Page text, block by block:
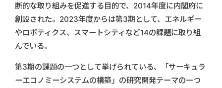
断的な取り組みを促進する目的で、2014年度に内閣府に
創設された。2023年度からは第3期として、エネルギー
やロボティクス、スマートシティなど14の課題に取り組
んでいる。
第3期の課題の一つとして挙げられている、「サーキュラ
ーエコノミーシステムの構築」の研究開発テーマの一つ